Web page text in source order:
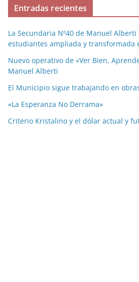
Entradas recientes
La Secundaria Nº40 de Manuel
estudiantes ampliada y transformada
Nuevo operativo de «Ver Bien,
Manuel Alberti
El Municipio sigue trabajando en
«La Esperanza No Derrama»
Criterio Kristalino y el dólar actual y